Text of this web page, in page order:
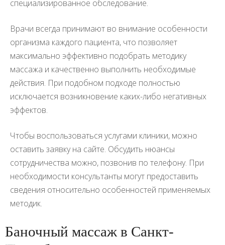
специализированное обследование.
Врачи всегда принимают во внимание особенности
организма каждого пациента, что позволяет
максимально эффективно подобрать методику
массажа и качественно выполнить необходимые
действия. При подобном подходе полностью
исключается возникновение каких-либо негативных
эффектов.
Чтобы воспользоваться услугами клиники, можно
оставить заявку на сайте. Обсудить нюансы
сотрудничества можно, позвонив по телефону. При
необходимости консультанты могут предоставить
сведения относительно особенностей применяемых
методик.
Баночный массаж в Санкт-